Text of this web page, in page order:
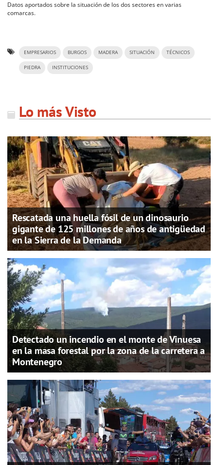
Datos aportados sobre la situación de los dos sectores en varias
comarcas.
EMPRESARIOS BURGOS MADERA SITUACIÓN TÉCNICOS
PIEDRA INSTITUCIONES
Lo más Visto
Rescatada una huella fósil de un dinosaurio
gigante de 125 millones de años de antigüedad
en la Sierra de la Demanda
Detectado un incendio en el monte de Vinuesa
en la masa forestal por la zona de la carretera a
Montenegro